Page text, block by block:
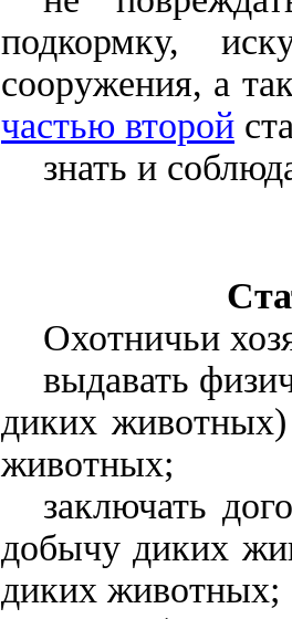
подкормку,
сооружения, а
частью второй
знать и
Охотничьи
выдавать
диких
животных;
заключать
добычу диких
диких животных;